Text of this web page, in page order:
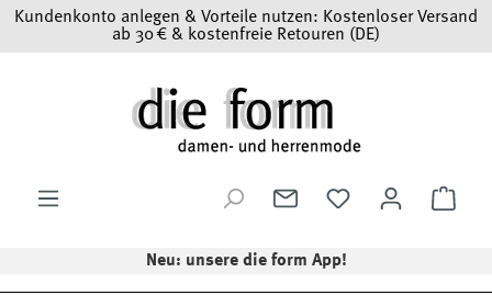
Zum Hauptinhalt springen
Kundenkonto anlegen & Vorteile nutzen: Kostenloser Versand
ab 30 € & kostenfreie Retouren (DE)
Neu: unsere die form App!